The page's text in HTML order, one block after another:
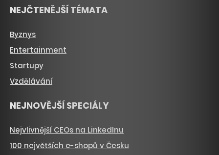
NEJČTENĚJŠÍ TÉMATA
Byznys
Entertainment
Startupy
Vzdělávání
NEJNOVĚJŠÍ SPECIÁLY
Nejvlivnější CEOs na LinkedInu
100 největších e-shopů v Česku